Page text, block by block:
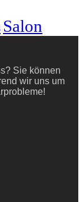
Salon
Sie können
wir uns um